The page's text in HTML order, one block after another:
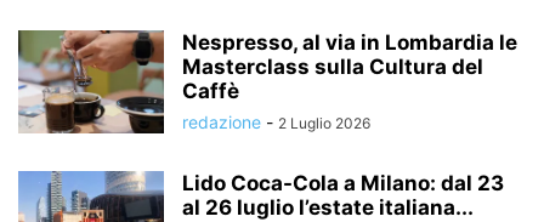
Nespresso, al via in Lombardia le
Masterclass sulla Cultura del
Caffè
redazione - 2 Luglio 2026
Lido Coca-Cola a Milano: dal 23
al 26 luglio l’estate italiana...